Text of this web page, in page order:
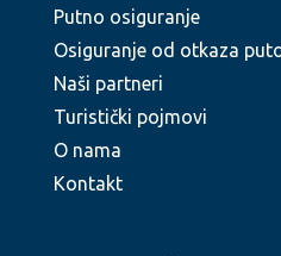
Putno osiguranje
Osiguranje od otkaza
Naši partneri
Turistički pojmovi
O nama
Kontakt